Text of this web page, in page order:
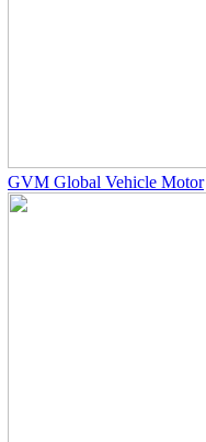
GVM Global Vehicle Motor